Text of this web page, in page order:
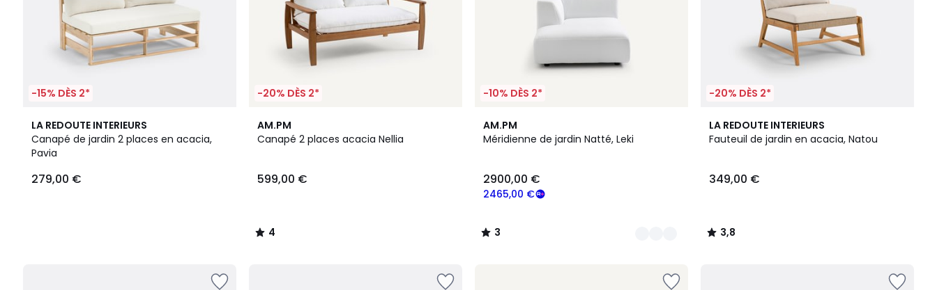
-15% DÈS 2*
LA REDOUTE INTERIEURS
Canapé de jardin 2 places en acacia,
Pavia
279,00 €
-20% DÈS 2*
AM.PM
Canapé 2 places acacia Nellia
599,00 €
4
/
4
/
-10% DÈS 2*
AM.PM
Méridienne de jardin Natté, Leki
2465,00 €
2900,00 €
3
/
2
Couleurs
3
/
-20% DÈS 2*
LA REDOUTE INTERIEURS
Fauteuil de jardin en acacia, Natou
349,00 €
3,8
/ 5
3,8
/